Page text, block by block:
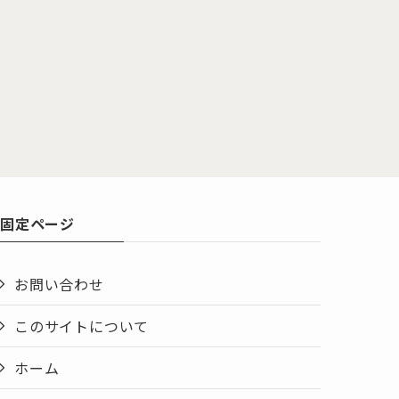
固定ページ
お問い合わせ
このサイトについて
ホーム